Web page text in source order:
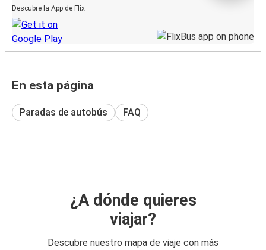
Descubre la App de Flix
En esta página
Paradas de autobús FAQ
¿A dónde quieres
viajar?
Descubre nuestro mapa de viaje con más